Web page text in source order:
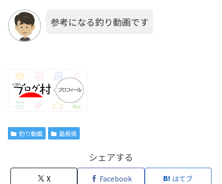
参考になる釣り動画です
釣り動画 島根県
シェアする
X Facebook はてブ